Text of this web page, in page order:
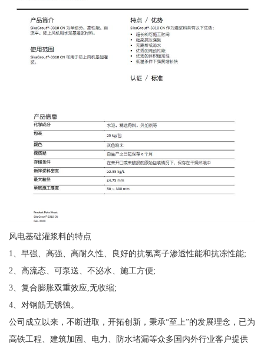
风电基础灌浆料的特点
1、早强、高强、高耐久性、良好的抗氯离子渗透性能和抗冻性能;
2、高流态、可泵送、不泌水、施工方便;
3、复合膨胀双重效应,无收缩;
4、对钢筋无锈蚀。
公司成立以来，不断进取，开拓创新，秉承“至上”的发展理念，已为
高铁工程、建筑加固、电力、防水堵漏等众多国内外行业客户提供